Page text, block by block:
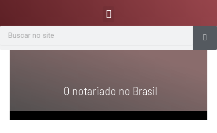
O notariado no Brasil